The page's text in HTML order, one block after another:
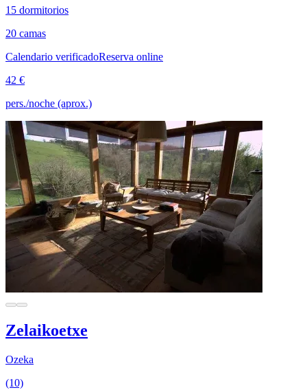
15 dormitorios
20 camas
Calendario verificadoReserva online
42 €
pers./noche (aprox.)
Zelaikoetxe
Ozeka
(10)